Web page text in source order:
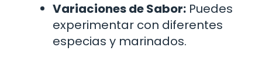
Variaciones de Sabor: Puedes
experimentar con diferentes
especias y marinados.